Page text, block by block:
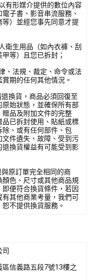
有形媒介提供的數位內容
子書、影音串流服務、
等）並經您事先同意才提
衛生用品（如內衣褲、刮
等）且您已拆封；
、法規、裁定、命令或法
期的任何其他情況。
換貨，商品必須回復至
原始狀態，並確保所有部
贈品及附加文件的完整
品已拆封使用、貼紙或標
、或有任何部件、包
文件遺失、故障、受到污
退換貨權益有可能受到影
原訂單完全相同的商
顏色、尺寸或其他商品規
便符合換貨條件，若因
有其他商業考量，我們可
不提供換貨服務。
司
區信義路五段7號13樓之